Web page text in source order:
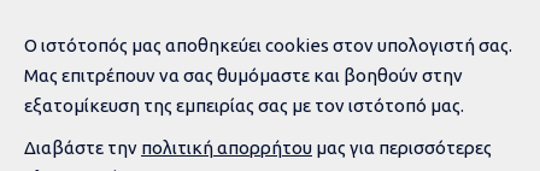
Ο ιστότοπός μας αποθηκεύει cookies στον υπολογιστή σας.
Μας επιτρέπουν να σας θυμόμαστε και βοηθούν στην
εξατομίκευση της εμπειρίας σας με τον ιστότοπό μας.
Διαβάστε την πολιτική απορρήτου μας για περισσότερες